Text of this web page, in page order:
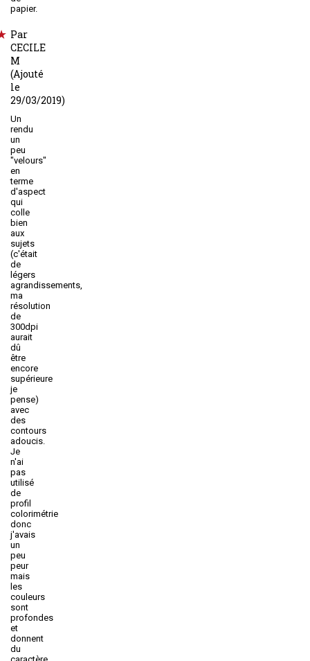
papier.
Par
CECILE
M
(Ajouté
le
29/03/2019)
Un
rendu
un
peu
"velours"
en
terme
d'aspect
qui
colle
bien
aux
sujets
(c'était
de
légers
agrandissements,
ma
résolution
de
300dpi
aurait
dû
être
encore
supérieure
je
pense)
avec
des
contours
adoucis.
Je
n'ai
pas
utilisé
de
profil
colorimétrie
donc
j'avais
un
peu
peur
mais
les
couleurs
sont
profondes
et
donnent
du